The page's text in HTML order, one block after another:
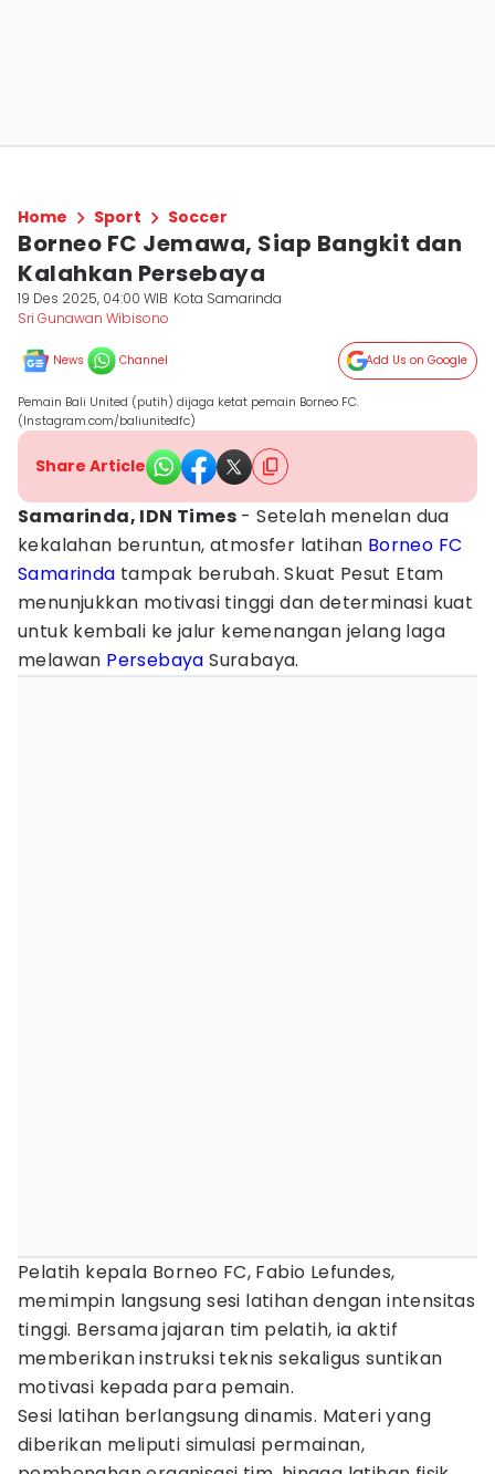
Home Sport Soccer
Borneo FC Jemawa, Siap Bangkit dan
Kalahkan Persebaya
19 Des 2025, 04:00 WIB Kota Samarinda
Sri Gunawan Wibisono
News Channel Add Us on Google
Pemain Bali United (putih) dijaga ketat pemain Borneo FC.
(Instagram.com/baliunitedfc)
Share Article
Samarinda, IDN Times - Setelah menelan dua
kekalahan beruntun, atmosfer latihan Borneo FC
Samarinda tampak berubah. Skuat Pesut Etam
menunjukkan motivasi tinggi dan determinasi kuat
untuk kembali ke jalur kemenangan jelang laga
melawan Persebaya Surabaya.
Pelatih kepala Borneo FC, Fabio Lefundes,
memimpin langsung sesi latihan dengan intensitas
tinggi. Bersama jajaran tim pelatih, ia aktif
memberikan instruksi teknis sekaligus suntikan
motivasi kepada para pemain.
Sesi latihan berlangsung dinamis. Materi yang
diberikan meliputi simulasi permainan,